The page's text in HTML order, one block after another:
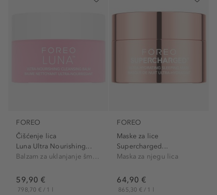
FOREO
Čišćenje lica
Luna Ultra Nourishing...
Balzam za uklanjanje šminke
59,90 €
798,70 € / 1 l
FOREO
Maske za lice
Supercharged...
Maska za njegu lica
64,90 €
865,30 € / 1 l